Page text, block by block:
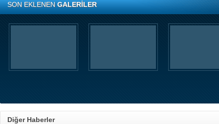
SON EKLENENGALERİLER
Diğer Haberler